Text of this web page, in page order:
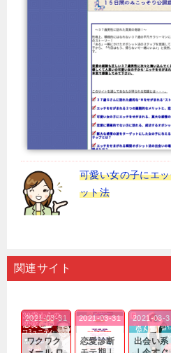
可愛い女の子にエ
ット法
関連サイト
ワクワク
2021-03-31
恋愛診断
2021-03-31
出会い系
2021-03-